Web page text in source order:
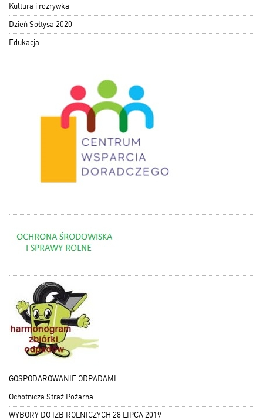
Kultura i rozrywka
Dzień Sołtysa 2020
Edukacja
GOSPODAROWANIE ODPADAMI
Ochotnicza Straż Pożarna
WYBORY DO IZB ROLNICZYCH 28 LIPCA 2019